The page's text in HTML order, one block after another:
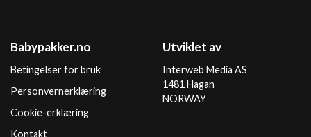
Babypakker.no
Betingelser for bruk
Personvernerklæring
Cookie-erklæring
Kontakt
Utviklet av
Interweb Media AS
1481 Hagan
NORWAY